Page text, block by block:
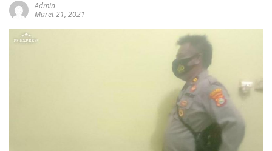
Admin
Maret 21, 2021